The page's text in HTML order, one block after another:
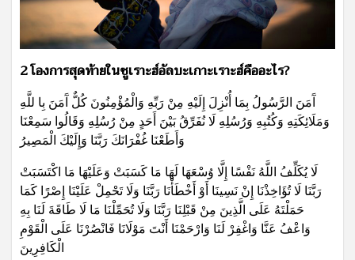
2 โองการสุดท้ายในซูเราะฮ์อัลบะเกาะเราะฮ์คืออะไร?
آَمَنَ الرَّسُولُ بِمَا أُنْزِلَ إِلَيْهِ مِنْ رَبِّهِ وَالْمُؤْمِنُونَ كُلٌّ آَمَنَ بِا للَّهِ
وَمَلَائِكَتِهِ وَكُتُبِهِ وَرُسُلِهِ لَا نُفَرِّقُ بَيْنَ أَحَدٍ مِنْ رُسُلِهِ وَقَالُوا سَمِعْنَا
وَأَطَعْنَا غُفْرَانَكَ رَبَّنَا وَإِلَيْكَ الْمَصِيرُ
لَا يُكَلِّفُ اللَّهُ نَفْسًا إِلَّا وُسْعَهَا لَهَا مَا كَسَبَتْ وَعَلَيْهَا مَا اكْتَسَبَتْ
رَبَّنَا لَا تُؤَاخِذْنَا إِنْ نَسِينَا أَوْ أَخْطَأْنَا رَبَّنَا وَلَا تَحْمِلْ عَلَيْنَا إِصْرًا كَمَا
حَمَلْتَهُ عَلَى الَّذِينَ مِنْ قَبْلِنَا رَبَّنَا وَلَا تُحَمِّلْنَا مَا لَا طَاقَةَ لَنَا بِهِ
وَاعْفُ عَنَّا وَاغْفِرْ لَنَا وَارْحَمْنَا أَنْتَ مَوْلَانَا فَانْصُرْنَا عَلَى الْقَوْمِ
الْكَافِرِينَ